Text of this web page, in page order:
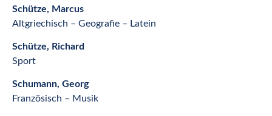
Schütze, Marcus
Altgriechisch – Geografie – Latein
Schütze, Richard
Sport
Schumann, Georg
Französisch – Musik